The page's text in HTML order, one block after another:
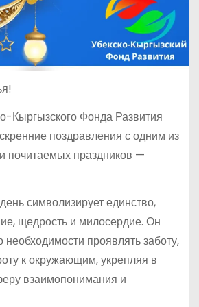
Кыргызского Фонда Развития
поздравления с одним из
почитаемых праздников —
символизирует единство,
щедрость и милосердие. Он
проявлять заботу,
к окружающим, укрепляя в
взаимопонимания и